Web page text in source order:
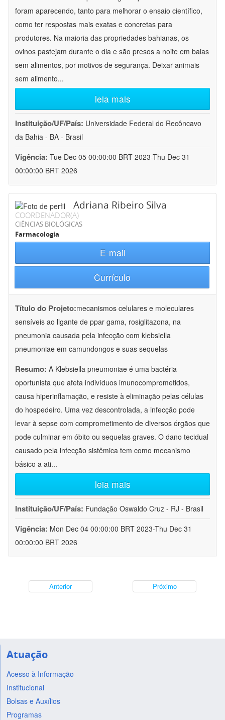
foram aparecendo, tanto para melhorar o ensaio científico,
como ter respostas mais exatas e concretas para
produtores. Na maioria das propriedades bahianas, os
ovinos pastejam durante o dia e são presos a noite em baias
sem alimentos, por motivos de segurança. Deixar animais
sem alimento...
leia mais
Instituição/UF/País: Universidade Federal do Recôncavo
da Bahia - BA - Brasil
Vigência: Tue Dec 05 00:00:00 BRT 2023-Thu Dec 31
00:00:00 BRT 2026
Adriana Ribeiro Silva
COORDENADOR(A)
CIÊNCIAS BIOLÓGICAS
Farmacologia
E-mail
Currículo
Título do Projeto:mecanismos celulares e moleculares
sensíveis ao ligante de ppar gama, rosiglitazona, na
pneumonia causada pela infecção com klebsiella
pneumoniae em camundongos e suas sequelas
Resumo: A Klebsiella pneumoniae é uma bactéria
oportunista que afeta indivíduos imunocomprometidos,
causa hiperinflamação, e resiste à eliminação pelas células
do hospedeiro. Uma vez descontrolada, a infecção pode
levar à sepse com comprometimento de diversos órgãos que
pode culminar em óbito ou sequelas graves. O dano tecidual
causado pela infecção sistêmica tem como mecanismo
básico a ati...
leia mais
Instituição/UF/País: Fundação Oswaldo Cruz - RJ - Brasil
Vigência: Mon Dec 04 00:00:00 BRT 2023-Thu Dec 31
00:00:00 BRT 2026
Anterior Próximo
Atuação
Acesso à Informação
Institucional
Bolsas e Auxílios
Programas